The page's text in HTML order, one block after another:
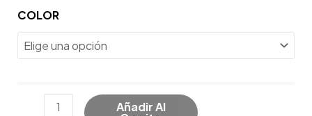
COLOR
Añadir Al